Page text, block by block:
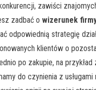
zawiści
zadbać o wizerunek
odpowiednią strategię
klientów o
po zakupie, na
do czynienia z